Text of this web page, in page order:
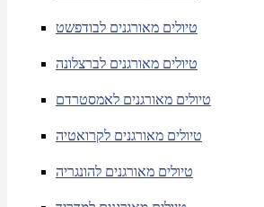
טיולים מאורגנים לבודפשט
טיולים מאורגנים לברצלונה
טיולים מאורגנים לאמסטרדם
טיולים מאורגנים לקרואטיה
טיולים מאורגנים להונגריה